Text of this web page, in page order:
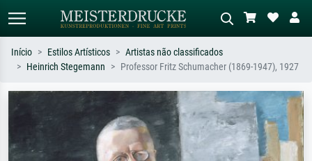
Pesquise por artista, título ou estilo –
ex: Monet, Noite Estrelada,
impressionismo, onda de Hokusai, nu.
Descreva a cena – ex: prado verde,
abstrato com muito vermelho, pintura
a óleo escura, nu em pé ao lado de
uma árvore.
Início Estilos Artísticos
Artistas não classificados
Heinrich Stegemann
Professor Fritz Schumacher (1869-1947), 1927